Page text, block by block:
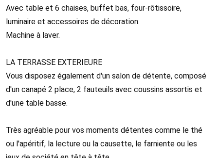
Avec table et 6 chaises, buffet bas, four-rôtissoire,
luminaire et accessoires de décoration.
Machine à laver.
LA TERRASSE EXTERIEURE
Vous disposez également d'un salon de détente, composé
d'un canapé 2 place, 2 fauteuils avec coussins assortis et
d'une table basse.
Très agréable pour vos moments détentes comme le thé
ou l'apéritif, la lecture ou la causette, le farniente ou les